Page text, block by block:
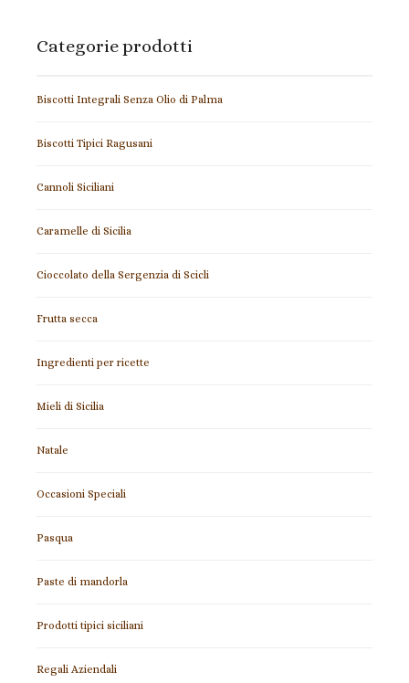
Categorie prodotti
Biscotti Integrali Senza Olio di Palma
Biscotti Tipici Ragusani
Cannoli Siciliani
Caramelle di Sicilia
Cioccolato della Sergenzia di Scicli
Frutta secca
Ingredienti per ricette
Mieli di Sicilia
Natale
Occasioni Speciali
Pasqua
Paste di mandorla
Prodotti tipici siciliani
Regali Aziendali